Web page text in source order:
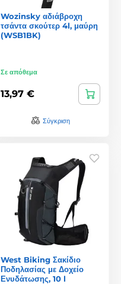
Wozinsky αδιάβροχη
τσάντα σκούτερ 4l, μαύρη
(WSB1BK)
Σε απόθεμα
13,97 €
Σύγκριση
West Biking Σακίδιο
Ποδηλασίας με Δοχείο
Ενυδάτωσης, 10 l